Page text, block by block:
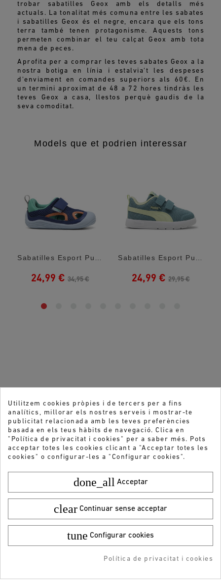
Talla: 25
AFEGIR A LA COMPRA
trobar sabatilles Geox amb els detalls més
actuals. La tonalitat més comuna entre les sabates
i sabatilles Geox és el negre, encara que els tons
terra també tenen protagonisme. Aquests tons
permeten combinar el teu calçat Geox amb tota
mena de peces.
Aprofita per a comprar les teves sabates Geox a la
nostra botiga en línia i estalvia't les despeses
d'enviament en comandes superiors als 60€. En
un termini aproximat de 48 a 72 hores tindràs les
teves Geox a casa, llestos perquè gaudis de la
seva comoditat.
Models que et podrien interessar
Sabatilles Esport Puma Kitten Summer V...
24,99 € 34,95 €
Sabatilles Esport Puma Courtflex Green Amb...
24,99 € 29,95 €
Vols rebre les nostres ofertes i novetats?
ENVIAR
-5% DTO + Envío Gratis
Utilitzem cookies pròpies i de tercers per a fins
analítics, millorar els nostres serveis i mostrar-te
publicitat relacionada amb les teves preferències
basada en els teus hàbits de navegació. Clica en
"Política de privacitat i cookies" per a saber més. Pots
acceptar totes les cookies clicant a "Acceptar totes les
cookies" o configurar-les a "Configurar cookies".
done_all Acceptar
clear Continuar sense acceptar
tune Configurar cookies
Política de privacitat i cookies